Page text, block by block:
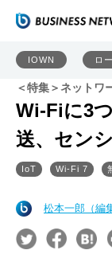
IOWN ロ
＜特集＞ネットワ
Wi-Fiに3
送、セン
IoT Wi-Fi 7
松本一郎（編